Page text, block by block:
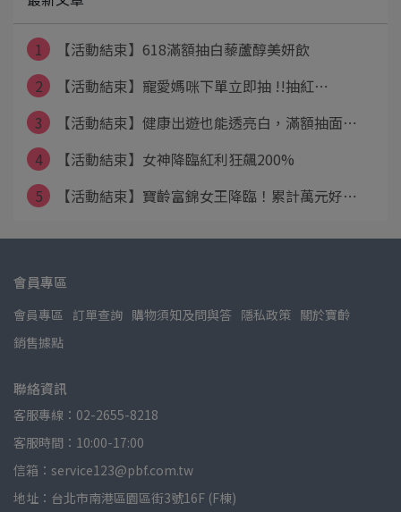
1
【活動結束】618滿額抽白藜蘆醇美妍飲
2
【活動結束】寵愛媽咪下單立即抽 !!抽紅⋯
3
【活動結束】健康出遊也能透亮白，滿額抽面⋯
4
【活動結束】女神降臨紅利狂飆200%
5
【活動結束】寶齡富錦女王降臨！累計萬元好⋯
會員專區
會員專區 訂單查詢 購物須知及問與答 隱私政策 關於寶齡
銷售據點
聯絡資訊
客服專線：02-2655-8218
客服時間：10:00-17:00
信箱：service123@pbf.com.tw
地址：台北市南港區園區街3號16F (F棟)